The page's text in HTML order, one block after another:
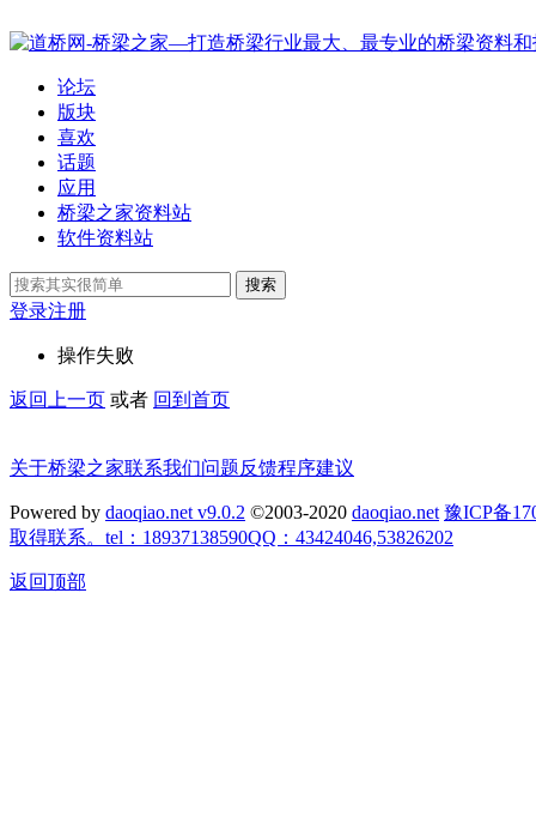
论坛
版块
喜欢
话题
应用
桥梁之家资料站
软件资料站
搜索
登录注册
操作失败
返回上一页 或者 回到首页
关于桥梁之家联系我们问题反馈程序建议
Powered by daoqiao.net v9.0.2 ©2003-2020 daoqiao.net 豫ICP备
取得联系。tel：18937138590QQ：43424046,53826202
返回顶部